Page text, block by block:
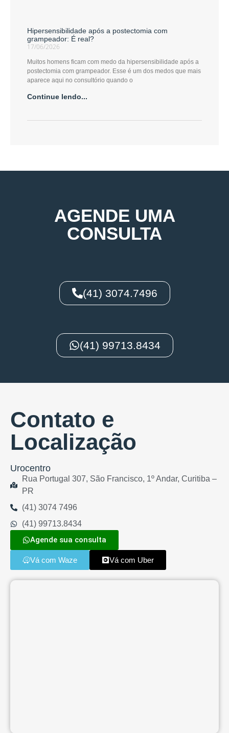
Hipersensibilidade após a postectomia com
grampeador: É real?
17/06/2026
Muitos homens ficam com medo da hipersensibilidade após a
postectomia com grampeador. Esse é um dos medos que mais
aparece aqui no consultório quando o
Continue lendo...
AGENDE UMA
CONSULTA
(41) 3074.7496
(41) 99713.8434
Contato e
Localização
Urocentro
Rua Portugal 307, São Francisco, 1º Andar, Curitiba –
PR
(41) 3074 7496
(41) 99713.8434
Agende sua consulta
Vá com Waze Vá com Uber